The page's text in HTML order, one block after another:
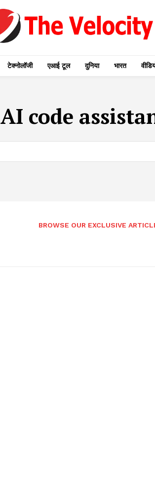
टेक्नोलॉजी एआई टूल दुनिया भारत
AI code
BROWSE OUR EXCLUSIVE